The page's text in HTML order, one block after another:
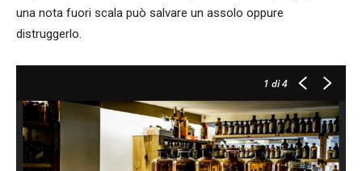
una nota fuori scala può salvare un assolo oppure
distruggerlo.
1 di 4